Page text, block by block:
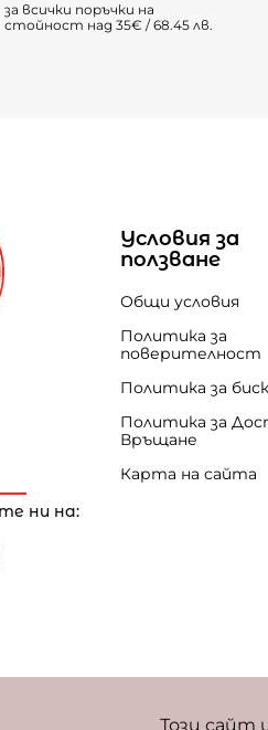
Този сайт
за всички поръчки на
стойност над 35€ / 68.45 лв.
ни на:
Условия за
ползване
Общи условия
Политика за
поверителност
Политика за
Политика за
Връщане
Карта на сайта